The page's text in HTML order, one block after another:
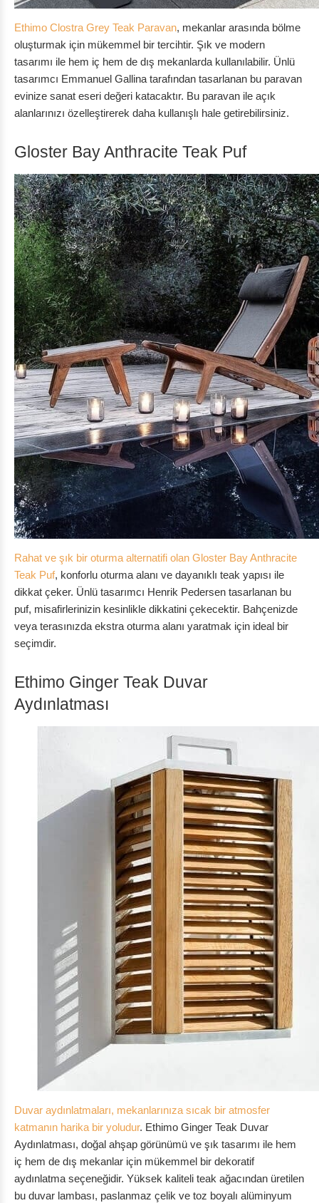
Ethimo Clostra Grey Teak Paravan, mekanlar arasında bölme
oluşturmak için mükemmel bir tercihtir. Şık ve modern
tasarımı ile hem iç hem de dış mekanlarda kullanılabilir. Ünlü
tasarımcı Emmanuel Gallina tarafından tasarlanan bu paravan
evinize sanat eseri değeri katacaktır. Bu paravan ile açık
alanlarınızı özelleştirerek daha kullanışlı hale getirebilirsiniz.
Gloster Bay Anthracite Teak Puf
Rahat ve şık bir oturma alternatifi olan Gloster Bay Anthracite
Teak Puf, konforlu oturma alanı ve dayanıklı teak yapısı ile
dikkat çeker. Ünlü tasarımcı Henrik Pedersen tasarlanan bu
puf, misafirlerinizin kesinlikle dikkatini çekecektir. Bahçenizde
veya terasınızda ekstra oturma alanı yaratmak için ideal bir
seçimdir.
Ethimo Ginger Teak Duvar
Aydınlatması
Duvar aydınlatmaları, mekanlarınıza sıcak bir atmosfer
katmanın harika bir yoludur. Ethimo Ginger Teak Duvar
Aydınlatması, doğal ahşap görünümü ve şık tasarımı ile hem
iç hem de dış mekanlar için mükemmel bir dekoratif
aydınlatma seçeneğidir. Yüksek kaliteli teak ağacından üretilen
bu duvar lambası, paslanmaz çelik ve toz boyalı alüminyum